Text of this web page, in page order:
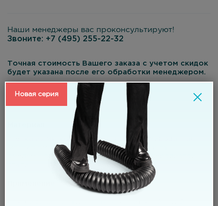
стенка из мягкого пищевого ПВХ, армированная
жестко вмонтированной в стенку шланга
омедненной проволокой из высокоуглеродистой
Наши менеджеры вас проконсультируют!
Звоните: +7 (495) 255-22-32
Точная стоимость Вашего заказа с учетом скидок
будет указана после его обработки менеджером.
Новая серия